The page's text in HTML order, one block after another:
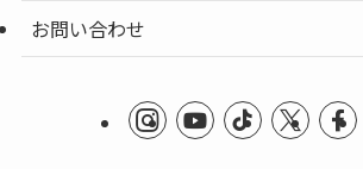
お問い合わせ